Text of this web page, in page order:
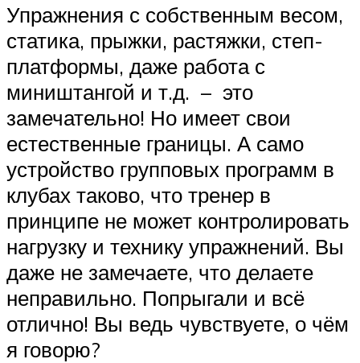
Упражнения с собственным весом,
статика, прыжки, растяжки, степ-
платформы, даже работа с
миништангой и т.д. – это
замечательно! Но имеет свои
естественные границы. А само
устройство групповых программ в
клубах таково, что тренер в
принципе не может контролировать
нагрузку и технику упражнений. Вы
даже не замечаете, что делаете
неправильно. Попрыгали и всё
отлично! Вы ведь чувствуете, о чём
я говорю?